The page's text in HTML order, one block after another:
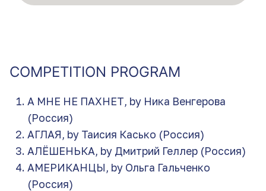
COMPETITION PROGRAM
А МНЕ НЕ ПАХНЕТ, by Ника Венгерова
(Россия)
АГЛАЯ, by Таисия Касько (Россия)
АЛЁШЕНЬКА, by Дмитрий Геллер (Россия)
АМЕРИКАНЦЫ, by Ольга Гальченко
(Россия)